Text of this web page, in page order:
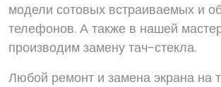
модели сотовых встраиваемых и
телефонов. А также в нашей
производим замену тач-стекла.
Любой ремонт и замена экрана на